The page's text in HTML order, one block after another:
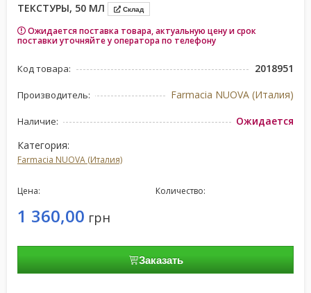
ТЕКСТУРЫ, 50 МЛ
Склад
Ожидается поставка товара, актуальную цену и срок
поставки уточняйте у оператора по телефону
Код товара: 2018951
Производитель: Farmacia NUOVA (Италия)
Наличие:
Ожидается
Категория:
Farmacia NUOVA (Италия)
Цена:
1 360,00 грн
Количество:
Заказать